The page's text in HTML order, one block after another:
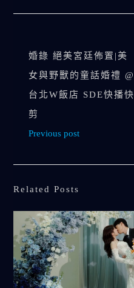
婚錄 絕美宮廷佈置|美
女與野獸的童話婚禮 @
台北W飯店 SDE快播快
剪
Previous post
Related Posts